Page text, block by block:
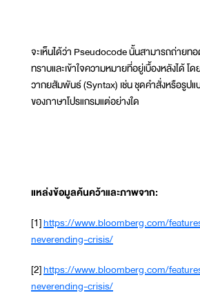
จะเห็นได้ว่า Pseudocode นั้นสามารถถ่ายท
ทราบและเข้าใจความหมายที่อยู่เบื้องหลังได้ โด
วากยสัมพันธ์ (Syntax) เช่น ชุดคำสั่งหรือรูป
ของภาษาโปรแกรมแต่อย่างใด
แหล่งข้อมูลค้นคว้าและภาพจาก:
[1]https://www.bloomberg.com/
neverending-crisis/
[2]https://www.bloomberg.com/
neverending-crisis/